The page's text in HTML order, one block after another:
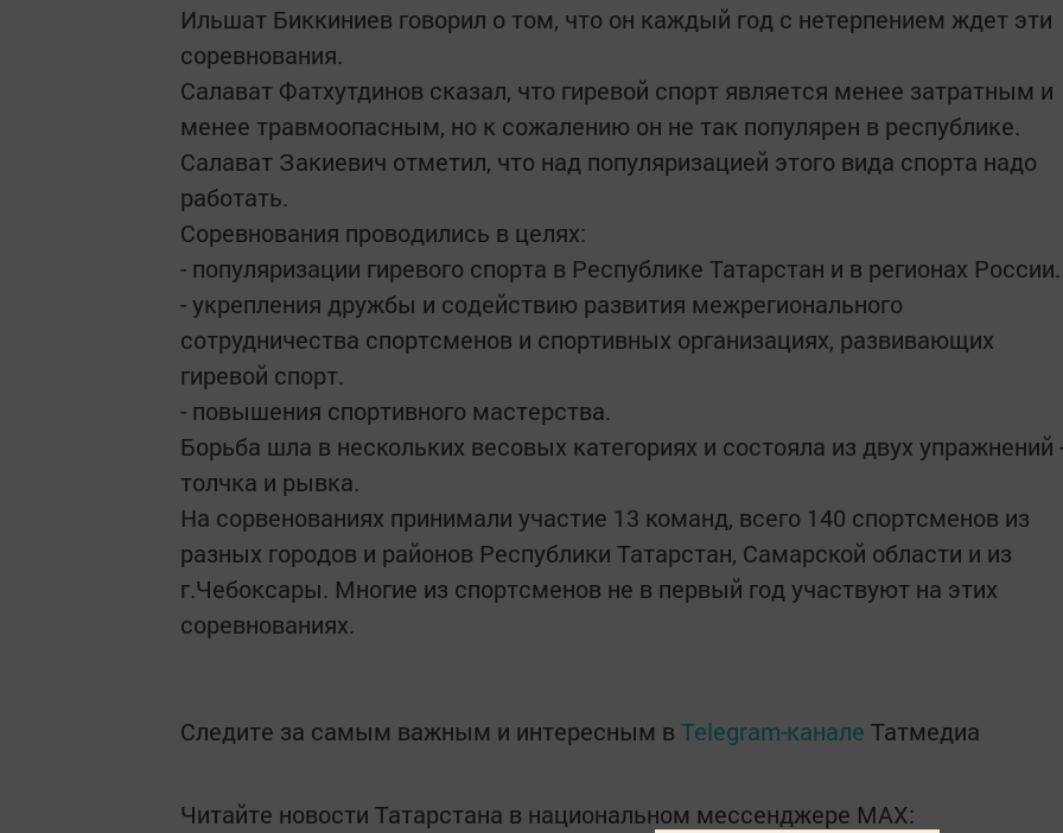
Ильшат Биккиниев говорил о том, что он каждый год с нетерпением ждет эти
соревнования.
Салават Фатхутдинов сказал, что гиревой спорт является менее затратным и
менее травмоопасным, но к сожалению он не так популярен в республике.
Салават Закиевич отметил, что над популяризацией этого вида спорта надо
работать.
Соревнования проводились в целях:
- популяризации гиревого спорта в Республике Татарстан и в регионах России.
- укрепления дружбы и содействию развития межрегионального
сотрудничества спортсменов и спортивных организациях, развивающих
гиревой спорт.
- повышения спортивного мастерства.
Борьба шла в нескольких весовых категориях и состояла из двух упражнений
толчка и рывка.
На сорвенованиях принимали участие 13 команд, всего 140 спортсменов из
разных городов и районов Республики Татарстан, Самарской области и из
г.Чебоксары. Многие из спортсменов не в первый год участвуют на этих
соревнованиях.
Следите за самым важным и интересным в Telegram-канале Татмедиа
Читайте новости Татарстана в национальном мессенджере MАХ: